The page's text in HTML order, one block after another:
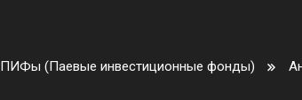
ПИФы (Паевые инвестиционные фонды)